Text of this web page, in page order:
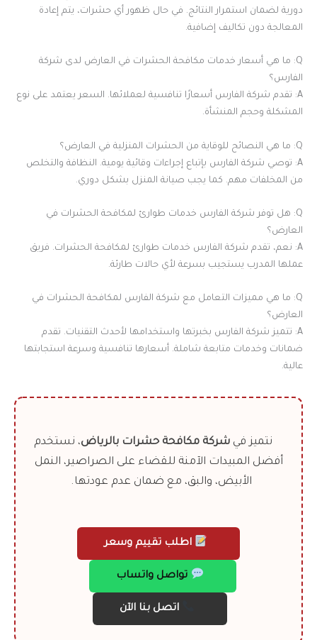
دورية لضمان استمرار النتائج. في حال ظهور أي حشرات، يتم إعادة
المعالجة دون تكاليف إضافية.
Q: ما هي أسعار خدمات مكافحة الحشرات في العارض لدى شركة
الفارس؟
A: تقدم شركة الفارس أسعارًا تنافسية لعملائها. السعر يعتمد على نوع
المشكلة وحجم المنشأة.
Q: ما هي النصائح للوقاية من الحشرات المنزلية في العارض؟
A: توصي شركة الفارس بإتباع إجراءات وقائية يومية. النظافة والتخلص
من المخلفات مهم. كما يجب صيانة المنزل بشكل دوري.
Q: هل توفر شركة الفارس خدمات طوارئ لمكافحة الحشرات في
العارض؟
A: نعم، تقدم شركة الفارس خدمات طوارئ لمكافحة الحشرات. فريق
عملها المدرب يستجيب بسرعة لأي حالات طارئة.
Q: ما هي مميزات التعامل مع شركة الفارس لمكافحة الحشرات في
العارض؟
A: تتميز شركة الفارس بخبرتها واستخدامها لأحدث التقنيات. تقدم
ضمانات وخدمات متابعة شاملة. أسعارها تنافسية وسرعة استجابتها
عالية.
نتميز فيشركة مكافحة حشرات بالرياض، نستخدم
أفضل المبيدات الآمنة للقضاء على الصراصير، النمل
الأبيض، والبق، مع ضمان عدم عودتها.
اطلب تقييم وسعر
تواصل واتساب
اتصل بنا الآن